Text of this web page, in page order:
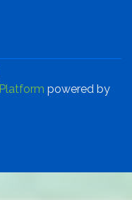
powered by